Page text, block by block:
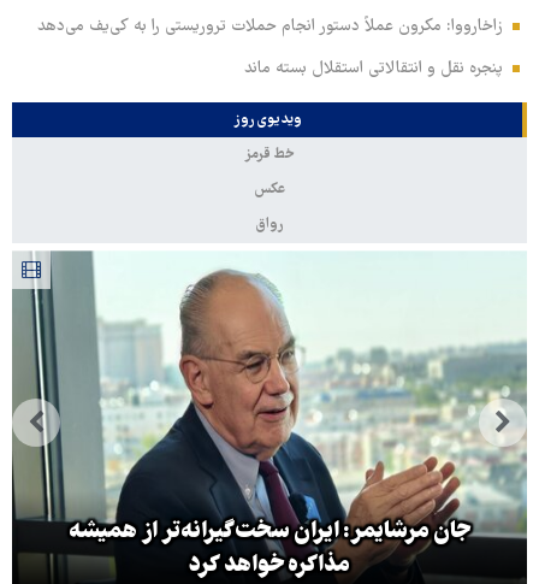
زاخارووا: مکرون عملاً دستور انجام حملات تروریستی را به کی‌یف می‌دهد
پنجره‌ نقل و انتقالاتی استقلال بسته ماند
ویدیوی روز
خط قرمز
عکس
رواق
روایت خبرنگار روس از حال و هوای اربعین امسال